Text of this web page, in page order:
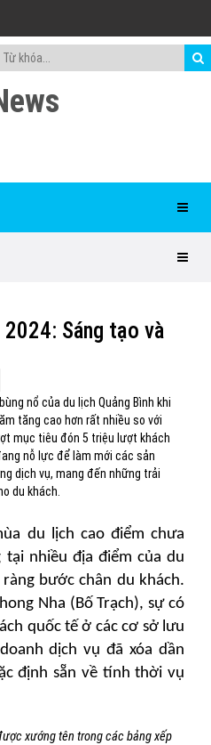
2024: Sáng tạo và
nổ của du lịch Quảng Bình khi
tăng cao hơn rất nhiều so với
mục tiêu đón 5 triệu lượt khách
nỗ lực để làm mới các sản
dịch vụ, mang đến những trải
du khách.
du lịch cao điểm chưa
nhiều địa điểm của du
bước chân du khách.
Nha (Bố Trạch), sự có
quốc tế ở các cơ sở lưu
dịch vụ đã xóa dần
định sẵn về tính thời vụ
xướng tên trong các bảng xếp